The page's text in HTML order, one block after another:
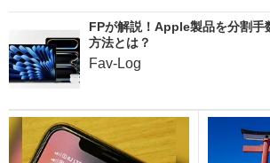
FPが解説！Apple製品を分割手
方法とは？
Fav-Log